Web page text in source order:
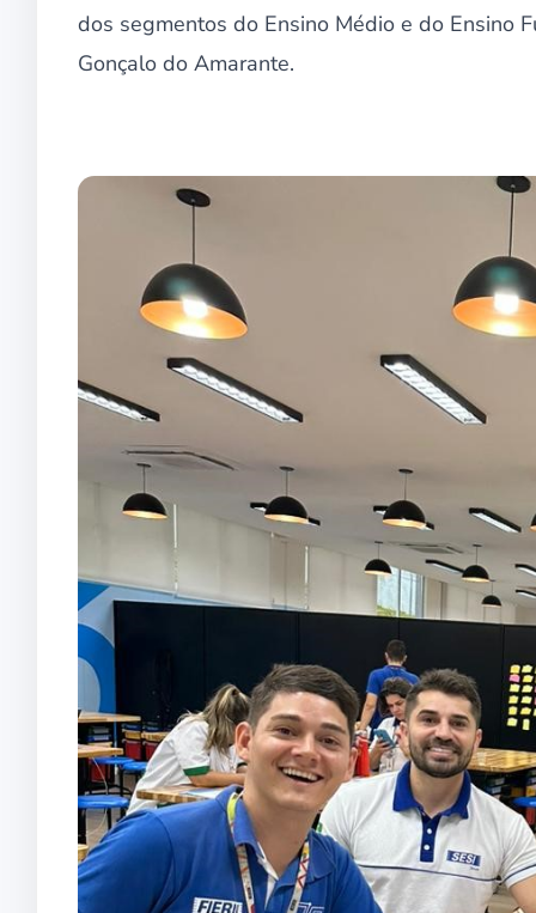
dos segmentos do Ensino Médio e do Ensino
Gonçalo do Amarante.